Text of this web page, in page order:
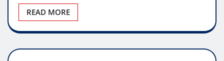
READ MORE